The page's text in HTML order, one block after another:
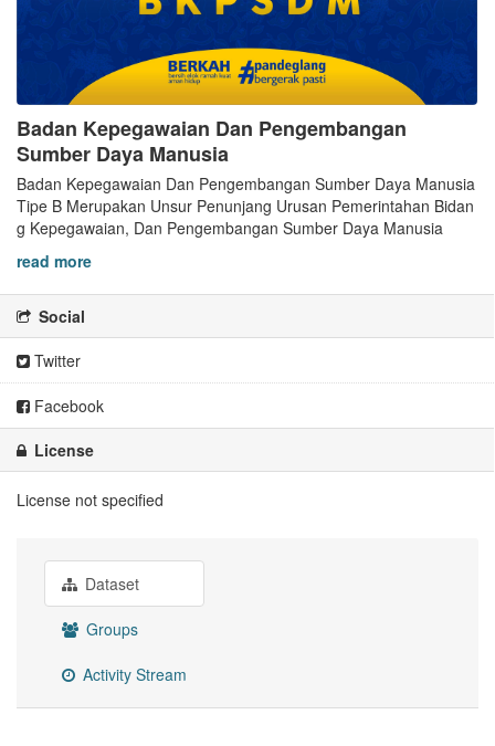
Badan Kepegawaian Dan Pengembangan
Sumber Daya Manusia
Badan Kepegawaian Dan Pengembangan Sumber Daya Manusia
Tipe B Merupakan Unsur Penunjang Urusan Pemerintahan Bidan
g Kepegawaian, Dan Pengembangan Sumber Daya Manusia
read more
Social
Twitter
Facebook
License
License not specified
Dataset
Groups
Activity Stream